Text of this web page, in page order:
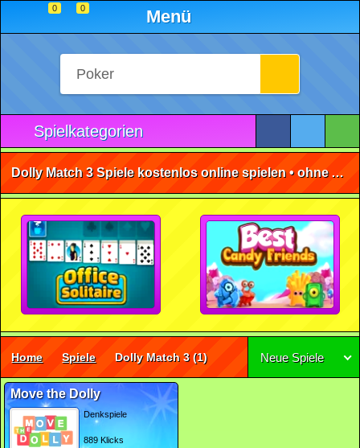
0 0 Menü
Spielkategorien
Dolly Match 3 Spiele kostenlos online spielen • ohne Anmeldung 🕹️
Home Spiele Dolly Match 3(1) Neue Spiele
Move the Dolly
Denkspiele
889 Klicks